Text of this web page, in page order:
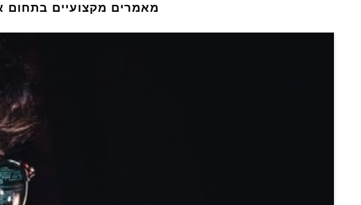
מאמרים מקצועיים בתחום